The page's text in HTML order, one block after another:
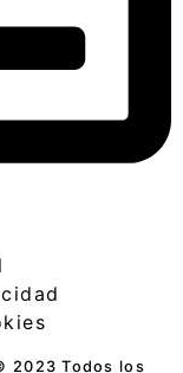
© 2023 Todos los